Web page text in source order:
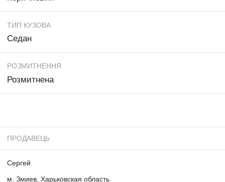
ТИП КУЗОВА
Седан
РОЗМИТНЕННЯ
Розмитнена
ПРОДАВЕЦЬ
Сергей
м. Змиев, Харьковская область